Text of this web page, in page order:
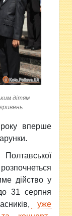
дітям
вперше
дійство у
31 серпня
уже